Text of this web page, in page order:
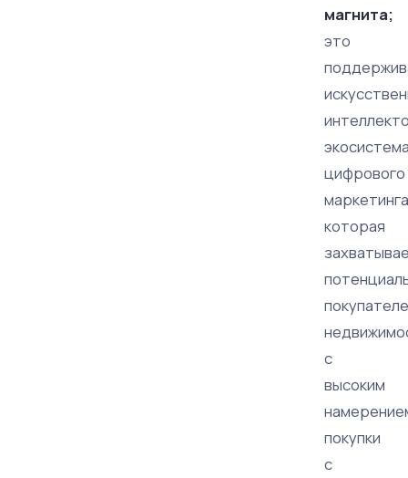
магнита;
это
цифрового
которая
с
высоким
покупки
с